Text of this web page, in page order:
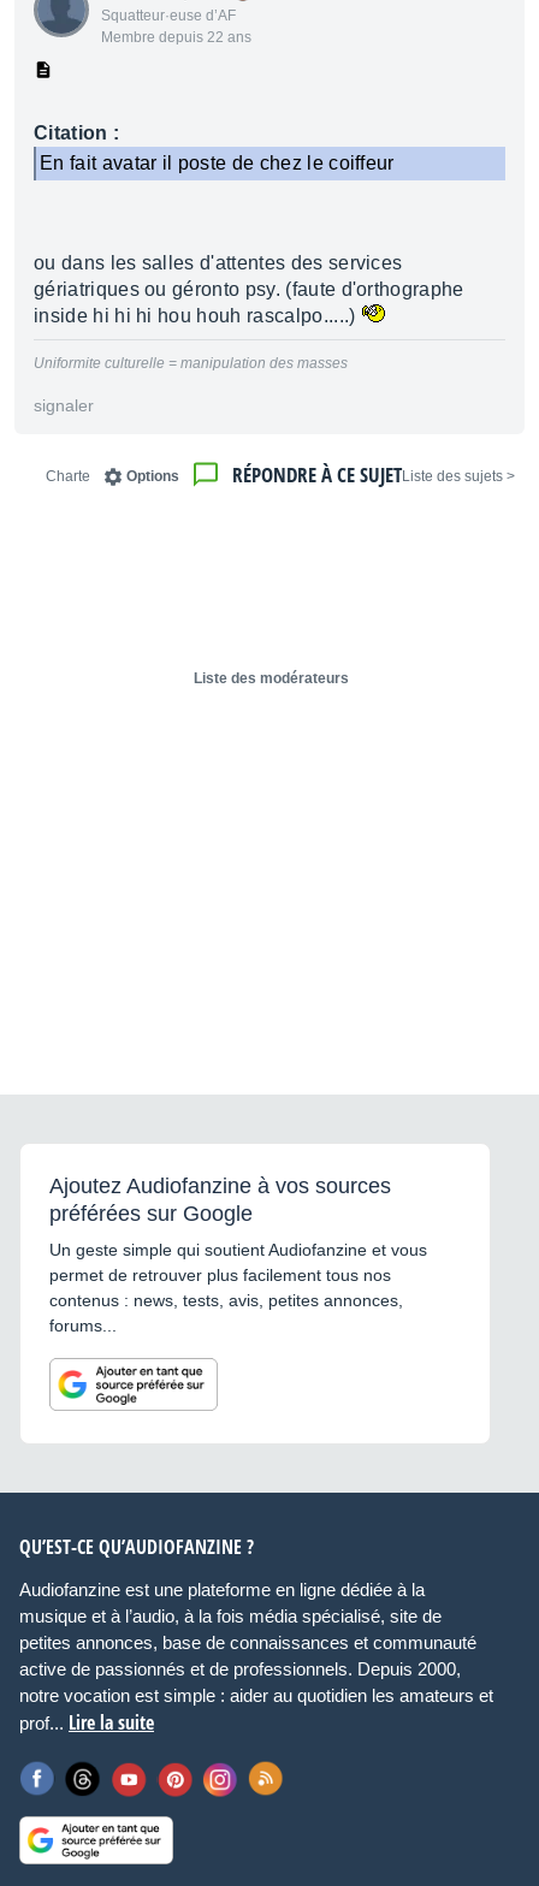
Squatteur·euse d’AF
Membre depuis 22 ans
Citation :
En fait avatar il poste de chez le coiffeur
ou dans les salles d'attentes des services
gériatriques ou géronto psy. (faute d'orthographe
inside hi hi hi hou houh rascalpo.....)
Uniformite culturelle = manipulation des masses
signaler
< Liste des sujets
RÉPONDRE À CE SUJET
Options
Charte
Liste des modérateurs
Ajoutez Audiofanzine à vos sources
préférées sur Google
Un geste simple qui soutient Audiofanzine et vous
permet de retrouver plus facilement tous nos
contenus : news, tests, avis, petites annonces,
forums...
QU’EST-CE QU’AUDIOFANZINE ?
Audiofanzine est une plateforme en ligne dédiée à la
musique et à l’audio, à la fois média spécialisé, site de
petites annonces, base de connaissances et communauté
active de passionnés et de professionnels. Depuis 2000,
notre vocation est simple : aider au quotidien les amateurs et
prof... Lire la suite